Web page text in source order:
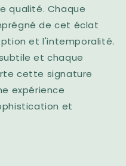
qualité. Chaque
de cet éclat
et l'intemporalité.
et chaque
cette signature
expérience
et